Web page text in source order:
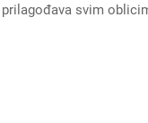
svim